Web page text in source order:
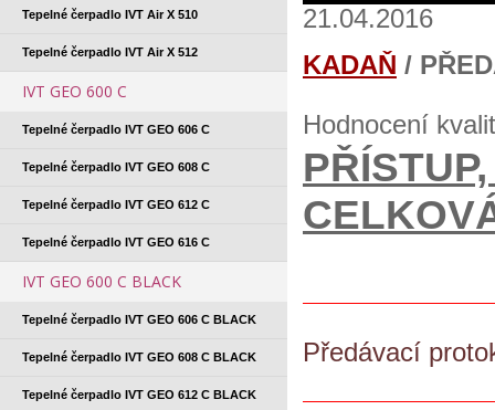
Tepelné čerpadlo IVT Air X 510
Tepelné čerpadlo IVT Air X 512
IVT GEO 600 C
Tepelné čerpadlo IVT GEO 606 C
Tepelné čerpadlo IVT GEO 608 C
Tepelné čerpadlo IVT GEO 612 C
Tepelné čerpadlo IVT GEO 616 C
IVT GEO 600 C BLACK
Tepelné čerpadlo IVT GEO 606 C BLACK
Tepelné čerpadlo IVT GEO 608 C BLACK
Tepelné čerpadlo IVT GEO 612 C BLACK
21.04.2016
KADAŇ /
Hodnocení
Předávací